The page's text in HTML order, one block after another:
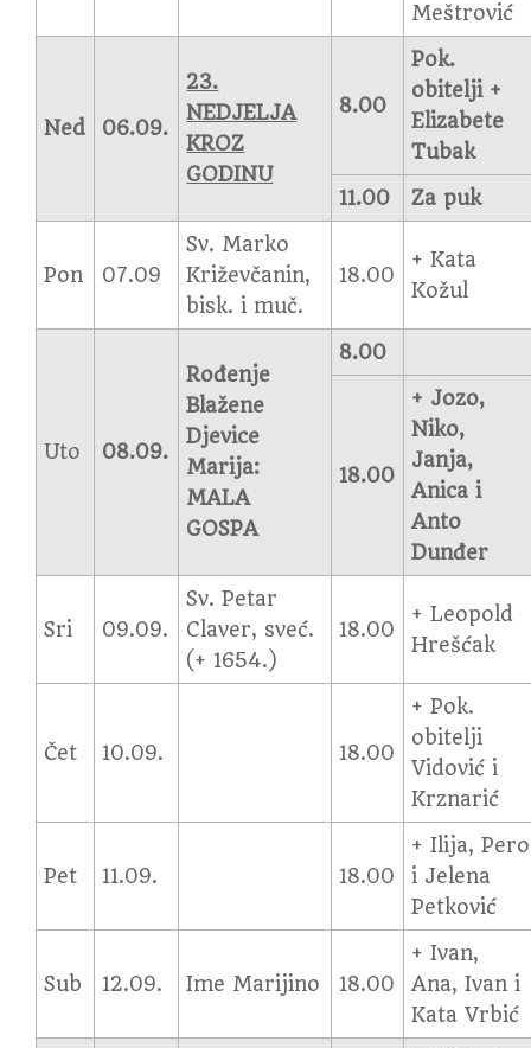
Meštrović
Ned 06.09.
23.
NEDJELJA
KROZ
GODINU
8.00
Pok.
obitelji +
Elizabete
Tubak
11.00
Za puk
Pon 07.09
Sv. Marko
Križevčanin,
bisk. i muč.
18.00
+ Kata
Kožul
Uto 08.09.
Rođenje
Blažene
Djevice
Marija:
MALA
GOSPA
8.00
18.00
+ Jozo,
Niko,
Janja,
Anica i
Anto
Dunđer
Sri 09.09.
Sv. Petar
Claver, sveć.
(+ 1654.)
18.00
+ Leopold
Hrešćak
Čet 10.09. 18.00
+ Pok.
obitelji
Vidović i
Krznarić
Pet 11.09. 18.00
+ Ilija, Pero
i Jelena
Petković
Sub 12.09. Ime Marijino 18.00
+ Ivan,
Ana, Ivan i
Kata Vrbić